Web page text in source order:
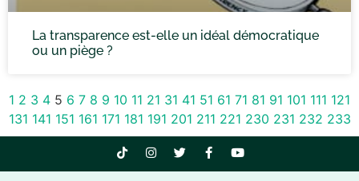
La transparence est-elle un idéal démocratique
ou un piège ?
1 2 3 4 5 6 7 8 9 10 11 21 31 41 51 61 71 81 91 101 111 121
131 141 151 161 171 181 191 201 211 221 230 231 232 233